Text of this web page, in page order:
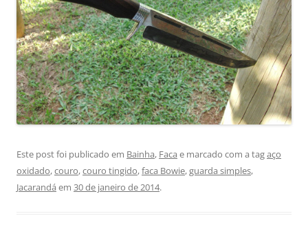
Este post foi publicado em Bainha, Faca e marcado com a tagaço
oxidado,couro,couro tingido,faca Bowie,guarda simples,
Jacarandá em 30 de janeiro de 2014.